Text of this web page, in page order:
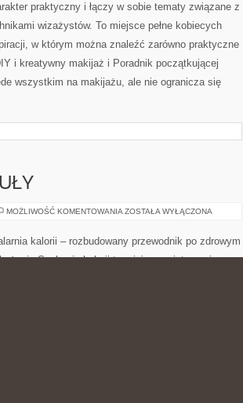
praktyczny i łączy w sobie tematy związane z
wizażystów. To miejsce pełne kobiecych
w którym można znaleźć zarówno praktyczne
i kreatywny makijaż i Poradnik początkującej
wszystkim na makijażu, ale nie ogranicza się
MOŻLIWOŚĆ KOMENTOWANIA CZYTELNICZE
ZOSTAŁA WYŁĄCZONA
kalorii – rozbudowany przewodnik po zdrowym
życia Spalarnia kalorii to miejsce w internecie